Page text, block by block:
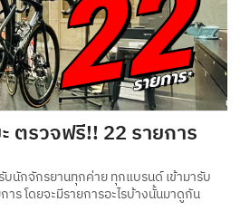
ตรวจฟรี!! 22 รายการ
นักจักรยานทุกค่าย ทุกแบรนด์ เข้ามารับ
าร โดยจะมีรายการอะไรบ้างนั้นมาดูกัน